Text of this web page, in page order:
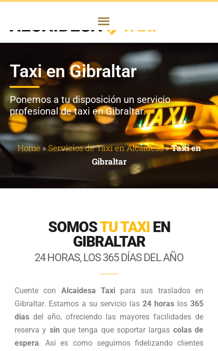
Taxi en Gibraltar
Ponemos a tu disposición un servicio
profesional de taxi en Gibraltar.
Home »Servicios de Taxi en Alcaidesa»Taxi en
Gibraltar
SOMOSTU TAXI EN
GIBRALTAR
24 HORAS, LOS 365 DÍAS DEL AÑO
Cuente con Alcaidesa Taxipara sus traslados en
Gibraltar. Estamos a su servicio las 24 horas los 365
días del año, ofreciendo las mayores facilidades de
reserva y sin que tenga que soportar largas colas de
espera. Así es como seguimos fidelizando clientes